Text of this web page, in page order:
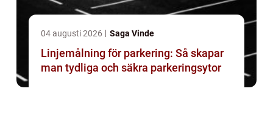
04 augusti 2026 Saga Vinde
Linjemålning för parkering: Så skapar
man tydliga och säkra parkeringsytor